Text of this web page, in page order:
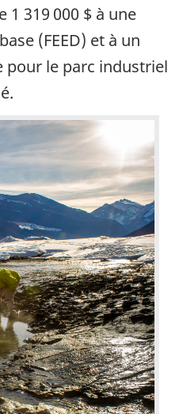
319 000 $ à une
(FEED) et à un
le parc industriel